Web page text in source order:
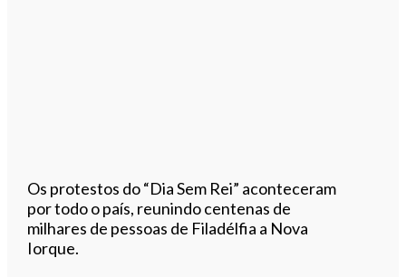
Os protestos do “Dia Sem Rei” aconteceram
por todo o país, reunindo centenas de
milhares de pessoas de Filadélfia a Nova
Iorque.